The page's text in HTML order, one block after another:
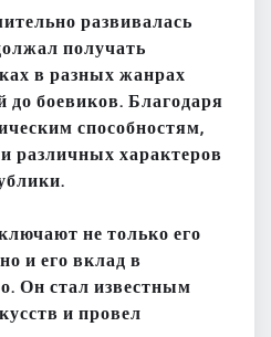
развивалась
получать
в разных жанрах
боевиков. Благодаря
способностям,
различных характеров
не только его
и его вклад в
Он стал известным
и провел